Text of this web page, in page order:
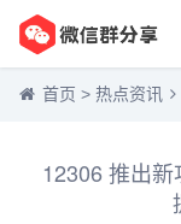
首页 > 热点资讯
12306 推出